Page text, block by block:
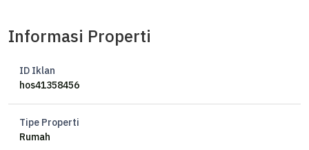
Informasi Properti
ID Iklan
hos41358456
Tipe Properti
Rumah